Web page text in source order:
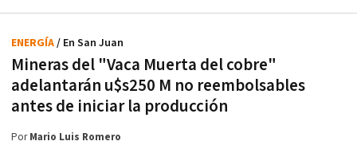
Mineras del "Vaca Muerta del cobre"
adelantarán u$s250 M no reembolsables
antes de iniciar la producción
ENERGÍA/ En San Juan
PorMario Luis Romero